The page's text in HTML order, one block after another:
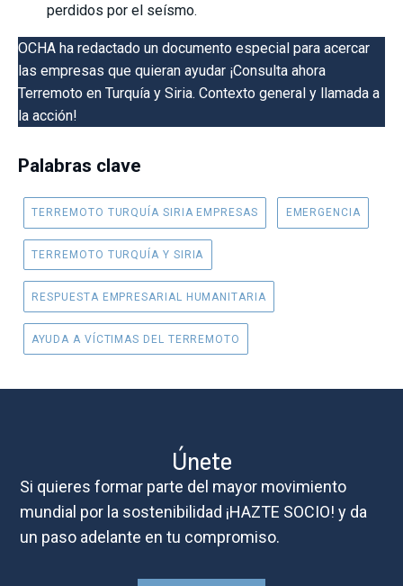
perdidos por el seísmo.
OCHA ha redactado un documento especial para acercar
las empresas que quieran ayudar ¡Consulta ahora
Terremoto en Turquía y Siria. Contexto general y llamada a
la acción!
Palabras clave
TERREMOTO TURQUÍA SIRIA EMPRESAS EMERGENCIA
TERREMOTO TURQUÍA Y SIRIA
RESPUESTA EMPRESARIAL HUMANITARIA
AYUDA A VÍCTIMAS DEL TERREMOTO
Únete
Si quieres formar parte del mayor movimiento
mundial por la sostenibilidad ¡HAZTE SOCIO! y da
un paso adelante en tu compromiso.